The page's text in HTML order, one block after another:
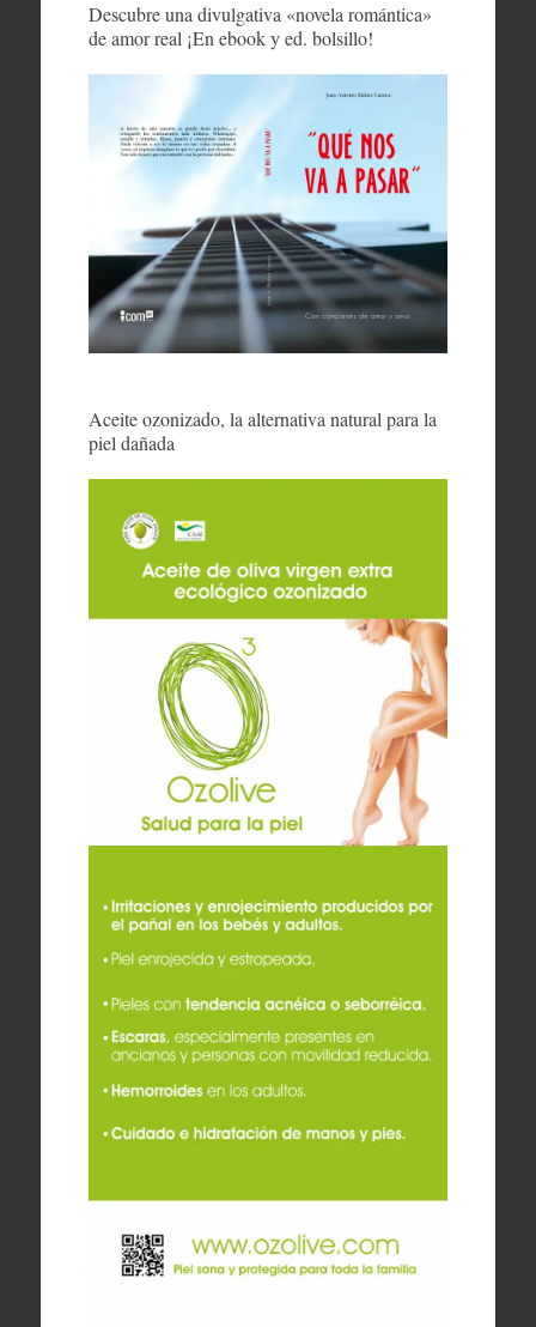
Descubre una divulgativa «novela romántica»
de amor real ¡En ebook y ed. bolsillo!
Aceite ozonizado, la alternativa natural para la
piel dañada